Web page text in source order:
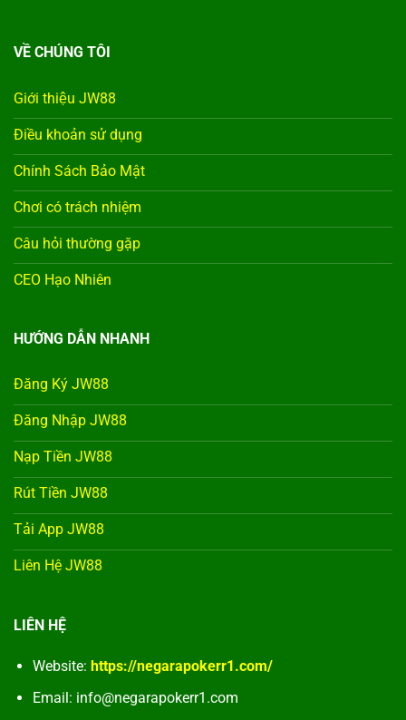
VỀ CHÚNG TÔI
Giới thiệu JW88
Điều khoản sử dụng
Chính Sách Bảo Mật
Chơi có trách nhiệm
Câu hỏi thường gặp
CEO Hạo Nhiên
HƯỚNG DẪN NHANH
Đăng Ký JW88
Đăng Nhập JW88
Nạp Tiền JW88
Rút Tiền JW88
Tải App JW88
Liên Hệ JW88
LIÊN HỆ
Website: https://negarapokerr1.com/
Email: info@negarapokerr1.com